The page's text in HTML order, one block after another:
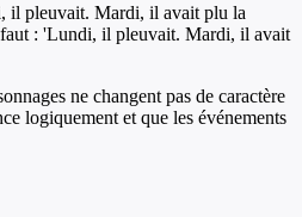
il pleuvait. Mardi, il avait plu la
: 'Lundi, il pleuvait. Mardi, il avait
ne changent pas de caractère
logiquement et que les événements